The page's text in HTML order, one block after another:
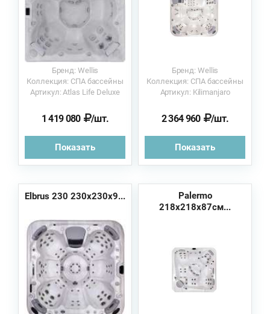
Бренд: Wellis
Коллекция: СПА бассейны
Артикул: Atlas Life Deluxe
1 419 080 /шт.
Показать
Бренд: Wellis
Коллекция: СПА бассейны
Артикул: Kilimanjaro
2 364 960 /шт.
Показать
Elbrus 230 230х230х9...
Palermo
218х218х87см...